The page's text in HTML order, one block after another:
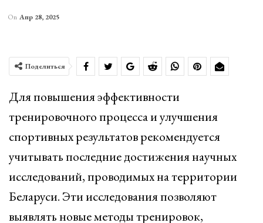
On Апр 28, 2025
Поделиться
Для повышения эффективности
тренировочного процесса и улучшения
спортивных результатов рекомендуется
учитывать последние достижения научных
исследований, проводимых на территории
Беларуси. Эти исследования позволяют
выявлять новые методы тренировок,